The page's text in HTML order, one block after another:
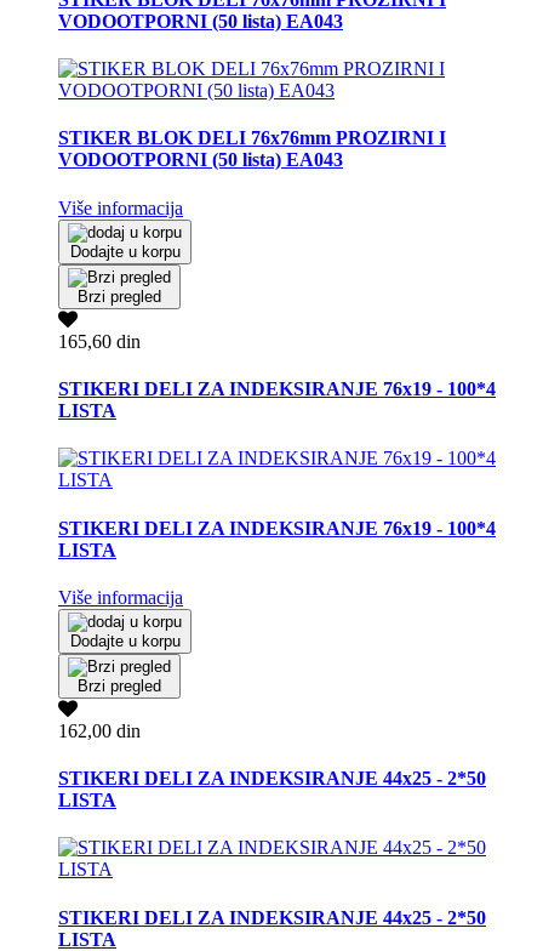
VODOOTPORNI (50 lista) EA043
STIKER BLOK DELI 76x76mm PROZIRNI I
VODOOTPORNI (50 lista) EA043
Više informacija
Dodajte u korpu
Brzi pregled
165,60 din
STIKERI DELI ZA INDEKSIRANJE 76x19 - 100*4
LISTA
STIKERI DELI ZA INDEKSIRANJE 76x19 - 100*4
LISTA
Više informacija
Dodajte u korpu
Brzi pregled
162,00 din
STIKERI DELI ZA INDEKSIRANJE 44x25 - 2*50
LISTA
STIKERI DELI ZA INDEKSIRANJE 44x25 - 2*50
LISTA